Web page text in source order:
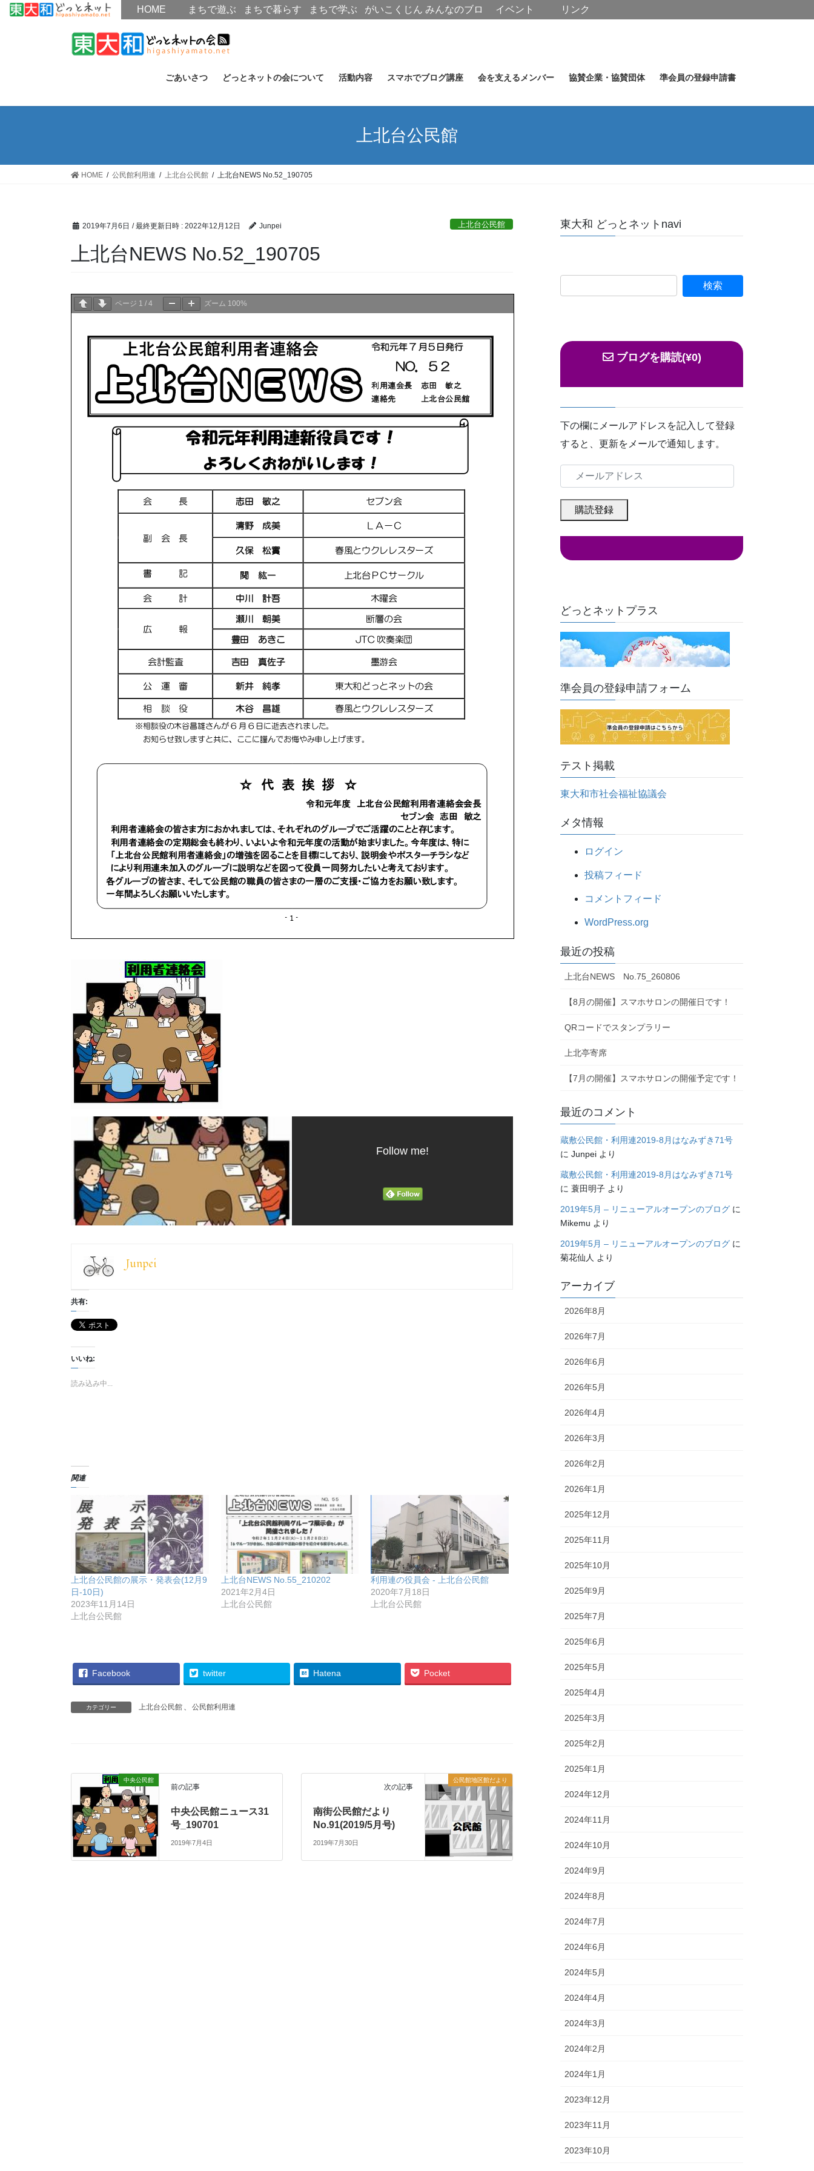
ごあいさつ どっとネットの会について 活動内容 スマホでブログ講座 会を支えるメンバー 協賛企業・協賛団体 準会員の登録申請書
上北台公民館
HOME 公民館利用連 上北台公民館 上北台NEWS No.52_190705
2019年7月6日 / 最終更新日時 : 2022年12月12日 Junpei 上北台公民館
上北台NEWS No.52_190705
ページ 1 / 4 ズーム 100%
Follow me!
Junpei
共有:
いいね:
読み込み中...
関連
上北台公民館の展示・発表会(12月9
日-10日)
2023年11月14日
上北台公民館
上北台NEWS No.55_210202
2021年2月4日
上北台公民館
利用連の役員会 - 上北台公民館
2020年7月18日
上北台公民館
Facebook twitter Hatena Pocket
カテゴリー 上北台公民館 、 公民館利用連
中央公民館
前の記事
中央公民館ニュース31
号_190701
2019年7月4日
公民館地区館だより
次の記事
南街公民館だより
No.91(2019/5月号)
2019年7月30日
東大和 どっとネットnavi
ブログを購読(¥0)
下の欄にメールアドレスを記入して登録
すると、更新をメールで通知します。
ー
レ
購読登録
どっとネットプラス
準会員の登録申請フォーム
テスト掲載
東大和市社会福祉協議会
メタ情報
ログイン
投稿フィード
コメントフィード
WordPress.org
最近の投稿
上北台NEWS No.75_260806
【8月の開催】スマホサロンの開催日です！
QRコードでスタンプラリー
上北亭寄席
【7月の開催】スマホサロンの開催予定です！
最近のコメント
蔵敷公民館・利用連2019-8月はなみずき71号
にJunpei より
蔵敷公民館・利用連2019-8月はなみずき71号
に蓑田明子 より
2019年5月 – リニューアルオープンのブログ に
Mikemu より
2019年5月 – リニューアルオープンのブログ に
菊花仙人 より
アーカイブ
2026年8月
2026年7月
2026年6月
2026年5月
2026年4月
2026年3月
2026年2月
2026年1月
2025年12月
2025年11月
2025年10月
2025年9月
2025年7月
2025年6月
2025年5月
2025年4月
2025年3月
2025年2月
2025年1月
2024年12月
2024年11月
2024年10月
2024年9月
2024年8月
2024年7月
2024年6月
2024年5月
2024年4月
2024年3月
2024年2月
2024年1月
2023年12月
2023年11月
2023年10月
HOMEHOME まちで遊ぶ まちで暮らす まちで学ぶ がいこくじん みんなのブロ
イベント リンク